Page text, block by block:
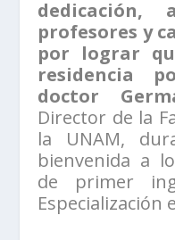
profesores y
por lograr
residencia
doctor
Director de la
la UNAM,
bienvenida a
de primer
Especialización